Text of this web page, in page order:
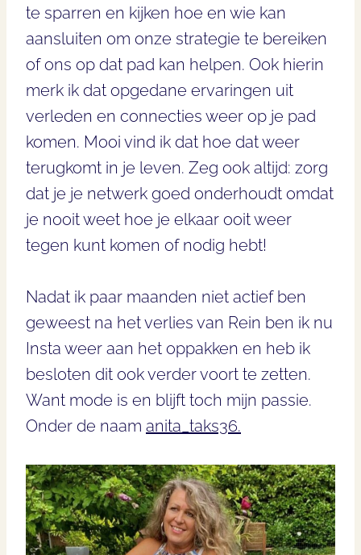
te sparren en kijken hoe en wie kan
aansluiten om onze strategie te bereiken
of ons op dat pad kan helpen. Ook hierin
merk ik dat opgedane ervaringen uit
verleden en connecties weer op je pad
komen. Mooi vind ik dat hoe dat weer
terugkomt in je leven. Zeg ook altijd: zorg
dat je je netwerk goed onderhoudt omdat
je nooit weet hoe je elkaar ooit weer
tegen kunt komen of nodig hebt!
Nadat ik paar maanden niet actief ben
geweest na het verlies van Rein ben ik nu
Insta weer aan het oppakken en heb ik
besloten dit ook verder voort te zetten.
Want mode is en blijft toch mijn passie.
Onder de naam anita_taks36.